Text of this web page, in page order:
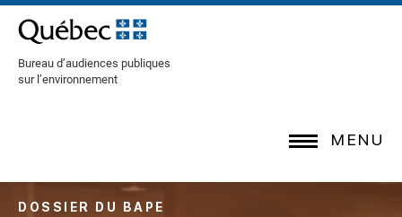
[Common.SkipToContent]
Bureau d’audiences publiques
sur l’environnement
MENU
DOSSIER DU BAPE